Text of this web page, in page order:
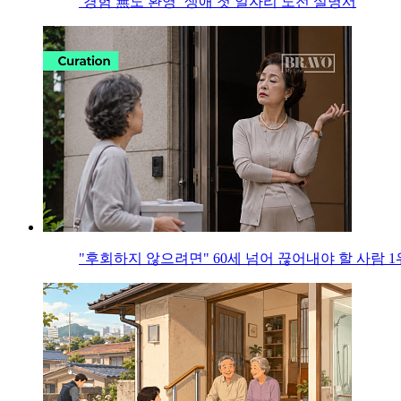
"후회하지 않으려면" 60세 넘어 끊어내야 할 사람 1